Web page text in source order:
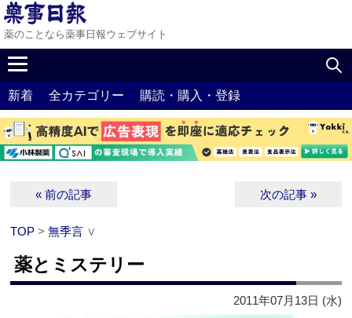
薬のことなら薬事日報ウェブサイト
新着 全カテゴリー 購読・購入・登録
« 前の記事 次の記事 »
TOP >無季言 ∨
薬とミステリー
2011年07月13日 (水)